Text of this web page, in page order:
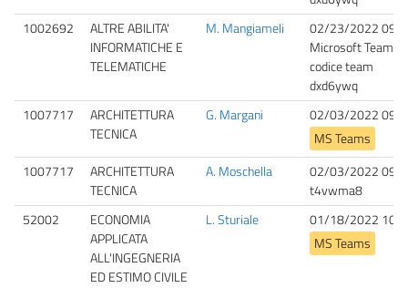
1002692
ALTRE ABILITA'
INFORMATICHE E
TELEMATICHE
M. Mangiameli
02/23/2022
Microsoft Teams,
codice team
dxd6ywq
1007717
ARCHITETTURA
TECNICA
G. Margani
02/03/2022
MS Teams
1007717
ARCHITETTURA
TECNICA
A. Moschella
02/03/2022
t4vwma8
52002
ECONOMIA
APPLICATA
ALL'INGEGNERIA
ED ESTIMO CIVILE
L. Sturiale
01/18/2022
MS Teams